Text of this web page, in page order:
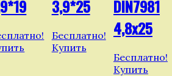
3,9*25
Бесплатно!
Купить
DIN7981
4,8х25
Бесплатно!
Купить